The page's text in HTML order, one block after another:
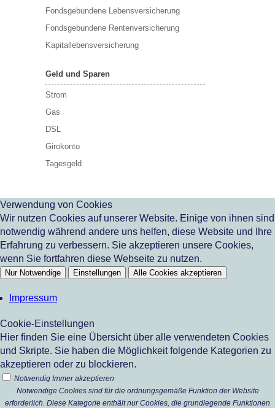
Fondsgebundene Lebensversicherung
Fondsgebundene Rentenversicherung
Kapitallebensversicherung
Geld und Sparen
Strom
Gas
DSL
Girokonto
Tagesgeld
Verwendung von Cookies
Wir nutzen Cookies auf unserer Website. Einige von ihnen sind
notwendig während andere uns helfen, diese Website und Ihre
Erfahrung zu verbessern. Sie akzeptieren unsere Cookies,
wenn Sie fortfahren diese Webseite zu nutzen.
Nur Notwendige Einstellungen Alle Cookies akzeptieren
Impressum
Cookie-Einstellungen
Hier finden Sie eine Übersicht über alle verwendeten Cookies
und Skripte. Sie haben die Möglichkeit folgende Kategorien zu
akzeptieren oder zu blockieren.
Notwendig Immer akzeptieren
Notwendige Cookies sind für die ordnungsgemäße Funktion der Website
erforderlich. Diese Kategorie enthält nur Cookies, die grundlegende Funktionen